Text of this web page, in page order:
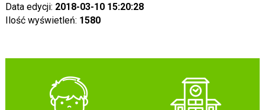
Data edycji: 2018-03-10 15:20:28
Ilość wyświetleń: 1580